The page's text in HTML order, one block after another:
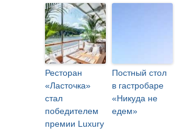
Ресторан
«Ласточка»
стал
победителем
премии Luxury
Постный стол
в гастробаре
«Никуда не
едем»